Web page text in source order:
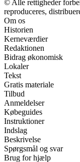
© Alle rettigheder
reproduceres,
Om os
Historien
Kerneværdier
Redaktionen
Bidrag økonomisk
Lokaler
Tekst
Gratis materiale
Tilbud
Anmeldelser
Købeguides
Instruktioner
Indslag
Beskrivelse
Spørgsmål og svar
Brug for hjælp